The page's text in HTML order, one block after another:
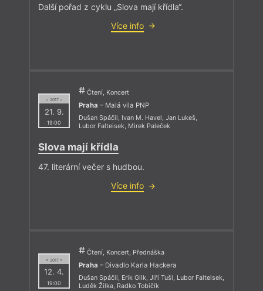
Další pořad z cyklu „Slova mají křídla“.
Více info
= 2017 =
21. 9.
19:00
Čtení, Koncert
Praha – Malá vila PNP
Dušan Spáčil, Ivan M. Havel, Jan Lukeš,
Lubor Falteisek, Mirek Paleček
Slova mají křídla
47. literární večer s hudbou.
Více info
= 2017 =
12. 4.
19:00
Čtení, Koncert, Přednáška
Praha – Divadlo Karla Hackera
Dušan Spáčil , Erik Gilk, Jiří Tušl , Lubor Falteisek,
Luděk Žilka, Radko Tobičík